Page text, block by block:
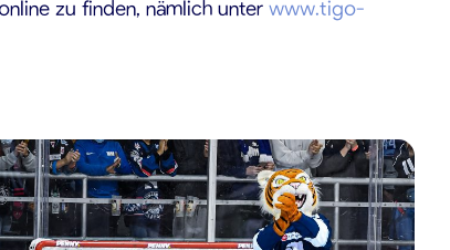
zu finden, nämlich unter www.tigo-